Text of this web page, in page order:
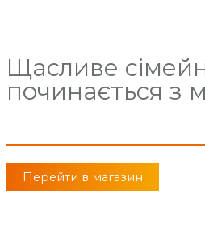
Щасливе
починається з
Перейти в магазин